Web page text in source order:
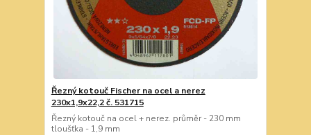
Řezný kotouč Fischer na ocel a nerez
230x1,9x22,2 č. 531715
Řezný kotouč na ocel + nerez. průměr - 230 mm
tloušťka - 1,9 mm